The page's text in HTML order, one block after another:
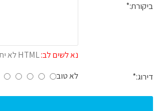
ביקורת:
נא לשים לב:
דירוג:
לא טוב